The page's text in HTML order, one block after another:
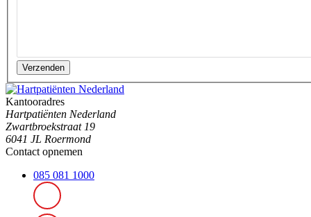
Verzenden
Kantooradres
Hartpatiënten Nederland
Zwartbroekstraat 19
6041 JL Roermond
Contact opnemen
085 081 1000